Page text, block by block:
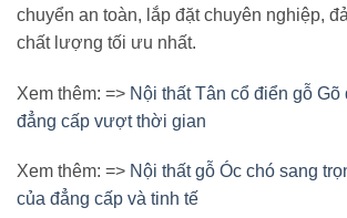
chuyển an toàn, lắp đặt chuyên nghiệp,
chất lượng tối ưu nhất.
Xem thêm: => Nội thất Tân cổ điển gỗ Gõ
đẳng cấp vượt thời gian
Xem thêm: => Nội thất gỗ Óc chó sang
của đẳng cấp và tinh tế